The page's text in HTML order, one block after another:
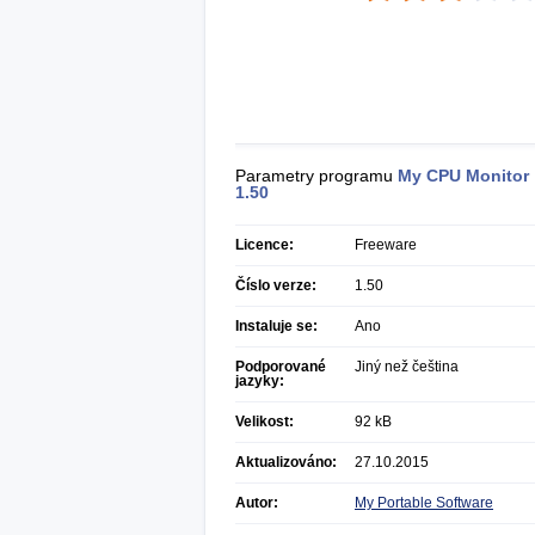
Parametry programu My CPU Monitor
1.50
Licence: Freeware
Číslo verze: 1.50
Instaluje se: Ano
Podporované
jazyky:
Jiný než čeština
Velikost: 92 kB
Aktualizováno: 27.10.2015
Autor: My Portable Software